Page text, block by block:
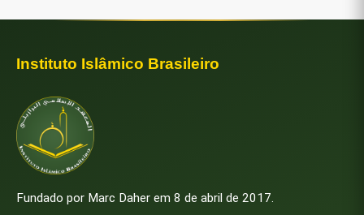
Instituto Islâmico Brasileiro
Fundado por Marc Daher em 8 de abril de 2017.